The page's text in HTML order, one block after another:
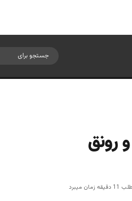
رونق
میبرد